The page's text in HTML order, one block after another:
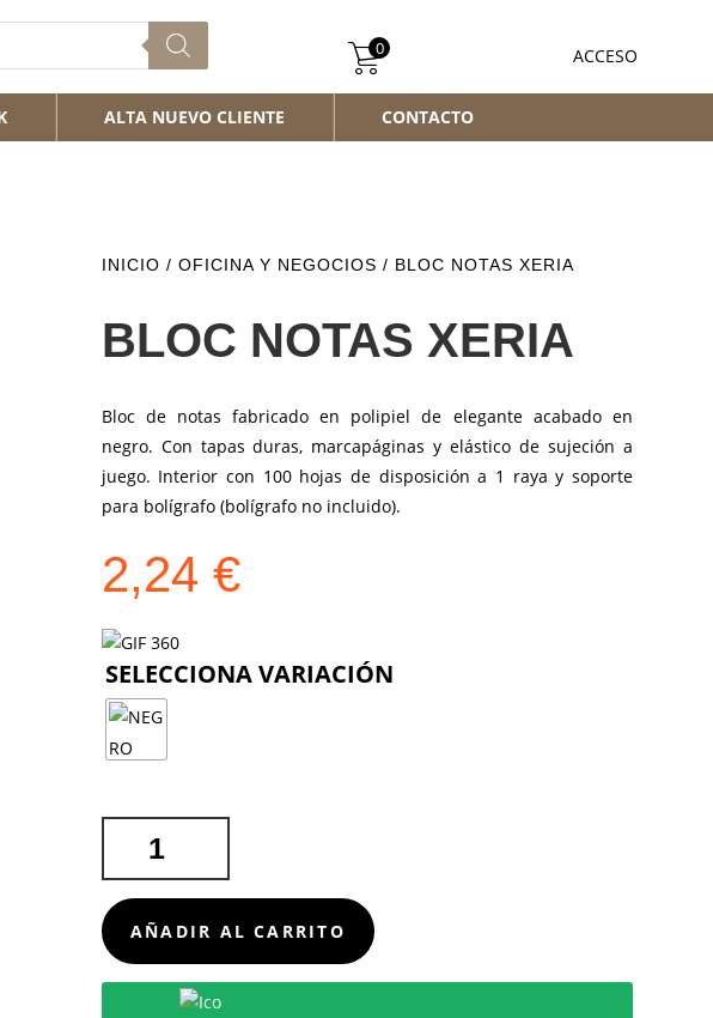
ACCESO
0
ALTA NUEVO CLIENTE CONTACTO
INICIO / OFICINA Y NEGOCIOS / BLOC NOTAS XERIA
BLOC NOTAS XERIA
Bloc de notas fabricado en polipiel de elegante acabado en
negro. Con tapas duras, marcapáginas y elástico de sujeción a
juego. Interior con 100 hojas de disposición a 1 raya y soporte
para bolígrafo (bolígrafo no incluido).
2,24 €
NOTAS
XERIA
CANTIDAD
AÑADIR AL CARRITO